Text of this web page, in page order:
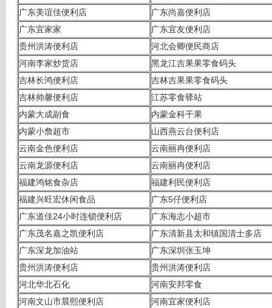
广东美谊佳便利店
广东尚嘉便利店
广东宜家家
广东宜友便利店
贵州洪涛便利店
河北会卿便民商店
河南李家炒货店
黑龙江吉果果零食码头
吉林长鸿便利店
吉林吉果果零食码头
吉林帅馨便利店
江苏零食驿站
内蒙大成副食
内蒙金科干果
内蒙小詹超市
山西燕云台便利店
云南金色便利店
云南丽冉便利店
云南龙源便利店
云南丽冉便利店
福建鸿铭食杂店
福建利民便利店
福建兴旺宏休闲食品
广东5仔便利店
广东道佳24小时连锁便利店
广东海志小超市
广东茂名嘉之凯便利店
广东清新县太和镇国清士多店
广东深龙加油站
广东深圳张玉坤
贵州洪涛便利店
贵州洪涛便利店
河北华北石化
河南安邦零食
河南文山市晨熙便利店
河南宜家便利店